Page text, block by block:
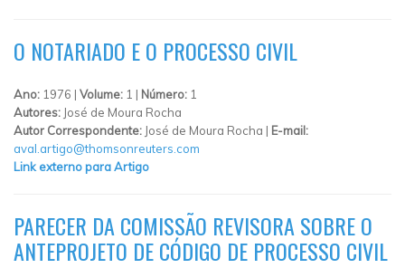
O NOTARIADO E O PROCESSO CIVIL
Ano: 1976 | Volume: 1 | Número: 1
Autores: José de Moura Rocha
Autor Correspondente: José de Moura Rocha | E-mail:
aval.artigo@thomsonreuters.com
Link externo para Artigo
PARECER DA COMISSÃO REVISORA SOBRE O
ANTEPROJETO DE CÓDIGO DE PROCESSO CIVIL